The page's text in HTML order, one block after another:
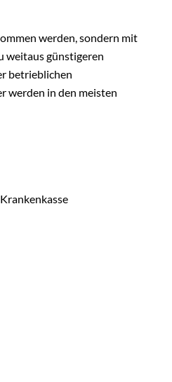
werden, sondern mit
weitaus günstigeren
betrieblichen
werden in den meisten